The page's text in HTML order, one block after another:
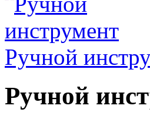
Ручной
Ручной